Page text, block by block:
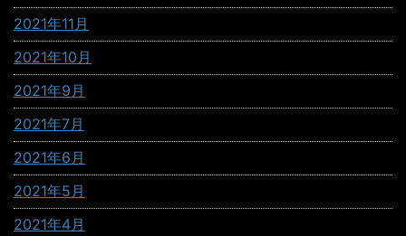
2021年11月
2021年10月
2021年9月
2021年7月
2021年6月
2021年5月
2021年4月